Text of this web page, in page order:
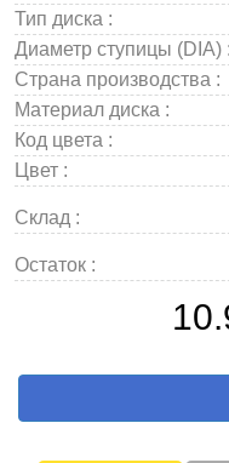
Тип диска :
Диаметр ступицы (DIA) :
Страна производства :
Материал диска :
Код цвета :
Цвет :
Склад :
Остаток :